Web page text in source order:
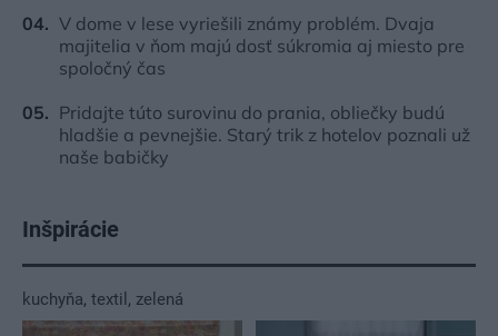
V dome v lese vyriešili známy problém. Dvaja
majitelia v ňom majú dosť súkromia aj miesto pre
spoločný čas
Pridajte túto surovinu do prania, obliečky budú
hladšie a pevnejšie. Starý trik z hotelov poznali už
naše babičky
Inšpirácie
kuchyňa, textil , zelená